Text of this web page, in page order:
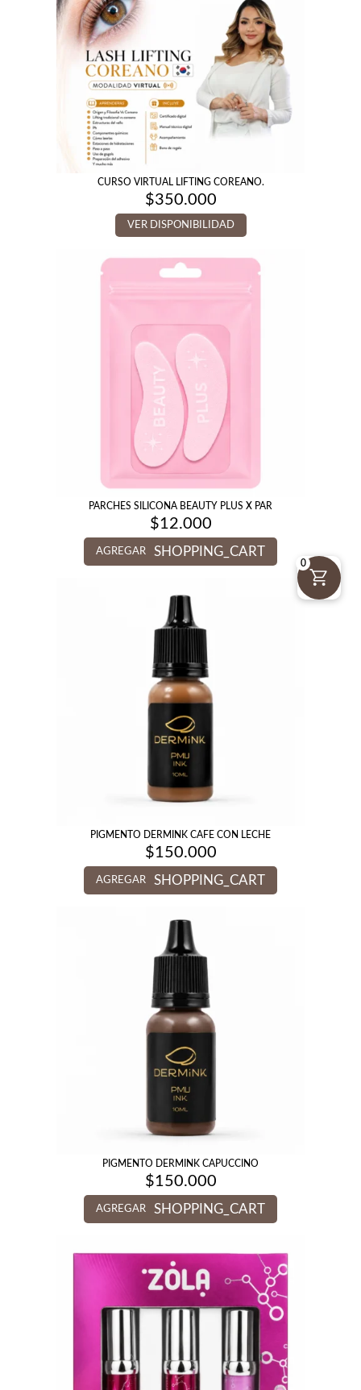
CURSO VIRTUAL LIFTING COREANO.
$350.000
VER DISPONIBILIDAD
PARCHES SILICONA BEAUTY PLUS X PAR
$12.000
AGREGAR SHOPPING_CART
PIGMENTO DERMINK CAFE CON LECHE
$150.000
AGREGAR SHOPPING_CART
PIGMENTO DERMINK CAPUCCINO
$150.000
AGREGAR SHOPPING_CART
0